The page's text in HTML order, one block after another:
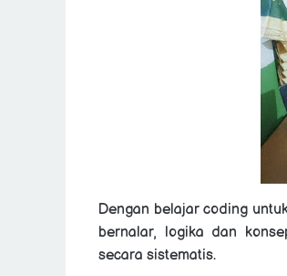
Dengan belajar coding
bernalar, logika dan
secara sistematis.